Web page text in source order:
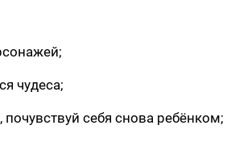
чудеса;
себя снова ребёнком;